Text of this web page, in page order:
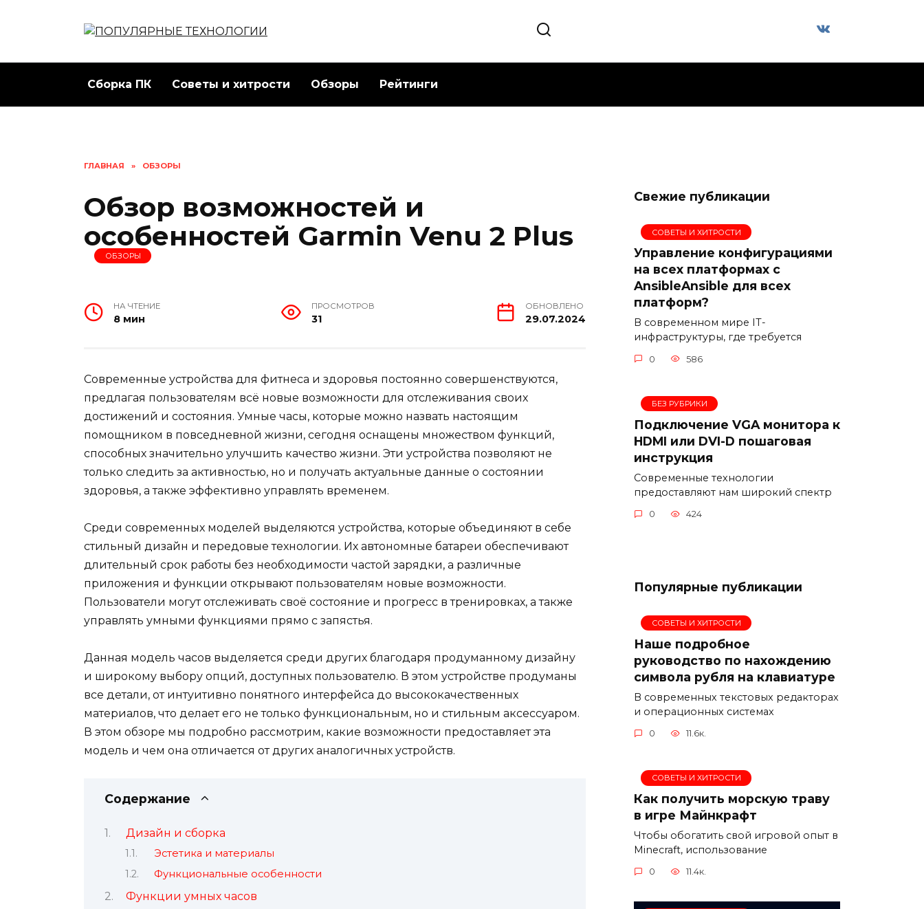
Сборка ПК Советы и хитрости Обзоры Рейтинги
ГЛАВНАЯ » ОБЗОРЫ
Обзор возможностей и
особенностей Garmin Venu 2 Plus
ОБЗОРЫ
НА ЧТЕНИЕ
8 мин
ПРОСМОТРОВ
31
ОБНОВЛЕНО
29.07.2024
Современные устройства для фитнеса и здоровья постоянно совершенствуются,
предлагая пользователям всё новые возможности для отслеживания своих
достижений и состояния. Умные часы, которые можно назвать настоящим
помощником в повседневной жизни, сегодня оснащены множеством функций,
способных значительно улучшить качество жизни. Эти устройства позволяют не
только следить за активностью, но и получать актуальные данные о состоянии
здоровья, а также эффективно управлять временем.
Среди современных моделей выделяются устройства, которые объединяют в себе
стильный дизайн и передовые технологии. Их автономные батареи обеспечивают
длительный срок работы без необходимости частой зарядки, а различные
приложения и функции открывают пользователям новые возможности.
Пользователи могут отслеживать своё состояние и прогресс в тренировках, а также
управлять умными функциями прямо с запястья.
Данная модель часов выделяется среди других благодаря продуманному дизайну
и широкому выбору опций, доступных пользователю. В этом устройстве продуманы
все детали, от интуитивно понятного интерфейса до высококачественных
материалов, что делает его не только функциональным, но и стильным аксессуаром.
В этом обзоре мы подробно рассмотрим, какие возможности предоставляет эта
модель и чем она отличается от других аналогичных устройств.
Содержание
Дизайн и сборка
Эстетика и материалы
Функциональные особенности
Функции умных часов
Свежие публикации
СОВЕТЫ И ХИТРОСТИ
Управление конфигурациями
на всех платформах с
AnsibleAnsible для всех
платформ?
В современном мире IT-
инфраструктуры, где требуется
0 586
БЕЗ РУБРИКИ
Подключение VGA монитора к
HDMI или DVI-D пошаговая
инструкция
Современные технологии
предоставляют нам широкий спектр
0 424
Популярные публикации
СОВЕТЫ И ХИТРОСТИ
Наше подробное
руководство по нахождению
символа рубля на клавиатуре
В современных текстовых редакторах
и операционных системах
0 11.6к.
СОВЕТЫ И ХИТРОСТИ
Как получить морскую траву
в игре Майнкрафт
Чтобы обогатить свой игровой опыт в
Minecraft, использование
0 11.4к.